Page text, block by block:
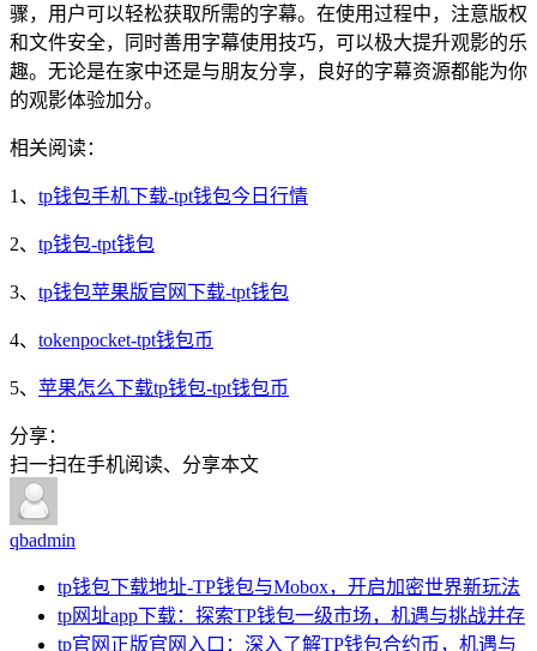
骤，用户可以轻松获取所需的字幕。在使用过程中，注意版权
和文件安全，同时善用字幕使用技巧，可以极大提升观影的乐
趣。无论是在家中还是与朋友分享，良好的字幕资源都能为你
的观影体验加分。
相关阅读：
1、 tp钱包手机下载-tpt钱包今日行情
2、 tp钱包-tpt钱包
3、 tp钱包苹果版官网下载-tpt钱包
4、 tokenpocket-tpt钱包币
5、 苹果怎么下载tp钱包-tpt钱包币
分享：
扫一扫在手机阅读、分享本文
qbadmin
tp钱包下载地址-TP钱包与Mobox，开启加密世界新玩法
tp网址app下载：探索TP钱包一级市场，机遇与挑战并存
tp官网正版官网入口：深入了解TP钱包合约币，机遇与